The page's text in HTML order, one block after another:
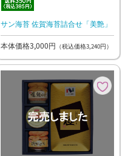
サン海苔 佐賀海苔詰合せ「美艶」
本体価格3,000円 （税込価格3,240円）